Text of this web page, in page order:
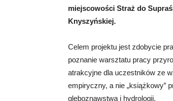
miejscowości Straż do
Knyszyńskiej.
Celem projektu jest zdobycie
poznanie warsztatu pracy
atrakcyjne dla uczestników ze
empiryczny, a nie „książkowy”
gleboznawstwa i hydrologii.